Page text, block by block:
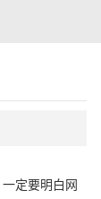
定要明白网